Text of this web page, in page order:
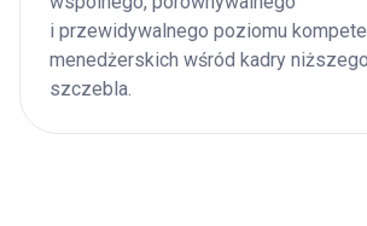
i przewidywalnego poziomu
menedżerskich wśród kadry
szczebla.